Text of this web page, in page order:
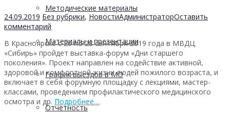
Методические материалы
Материалы и презентации
График выездов в МО
Отчетность
24.09.2019 Без рубрики, НовостиАдминистраторОставить
комментарий
В Красноярске с 26 по 28 сентября 2019 года в МВДЦ
«Сибирь» пройдет выставка-форум «Дни старшего
поколения». Проект направлен на содействие активной,
здоровой и комфортной жизни людей пожилого возраста, и
включает в себя форумную площадку с лекциями, мастер-
классами, проведением профилактического медицинского
осмотра и др. Подробнее…